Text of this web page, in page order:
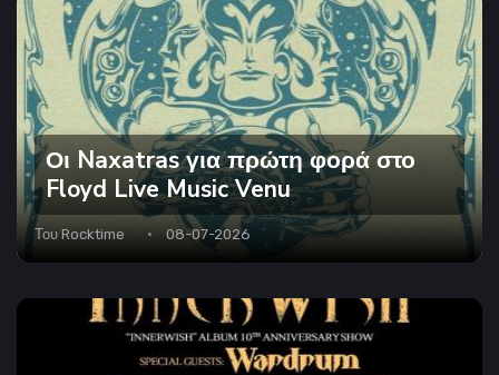
Οι Naxatras για πρώτη φορά στο
Floyd Live Music Venu
Του Rocktime 08-07-2026